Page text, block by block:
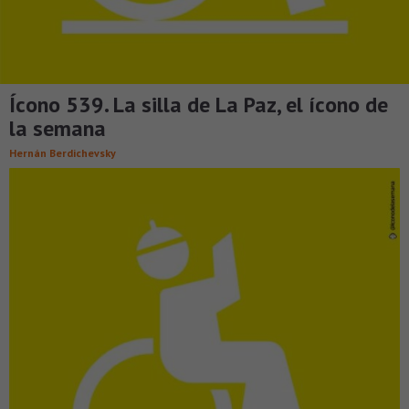
Ícono 539. La silla de La Paz, el ícono de
la semana
Hernán Berdichevsky